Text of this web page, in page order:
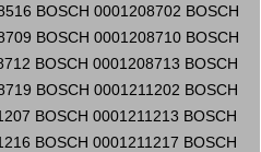
BOSCH 0001208702 BOSCH
BOSCH 0001208710 BOSCH
BOSCH 0001208713 BOSCH
BOSCH 0001211202 BOSCH
BOSCH 0001211213 BOSCH
BOSCH 0001211217 BOSCH